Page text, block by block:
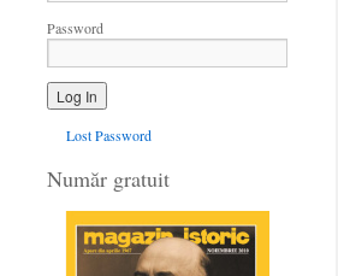
Password
Lost Password
Număr gratuit